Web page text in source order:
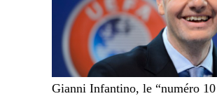
Gianni Infantino, le “numéro 10